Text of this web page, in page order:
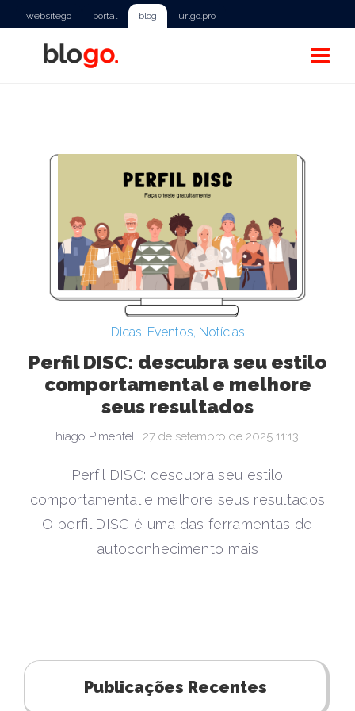
websitego portal blog urlgo.pro
Dicas, Eventos, Notícias
Perfil DISC: descubra seu estilo
comportamental e melhore
seus resultados
Thiago Pimentel 27 de setembro de 2025 11:13
Perfil DISC: descubra seu estilo
comportamental e melhore seus resultados
O perfil DISC é uma das ferramentas de
autoconhecimento mais
Publicações Recentes